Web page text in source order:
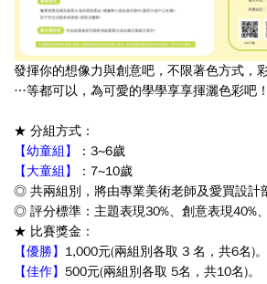
發揮你的想像力與創意吧，不限著色方式，
…等都可以，為可愛的學學享享揮灑色彩吧！
★ 分組方式：
【幼童組】
：3~6歲
【大童組】
：7~10歲
◎ 共兩組別，將由專業美術老師及愛買設計
◎ 評分標準：主題表現30%、創意表現40%
★ 比賽獎金：
【優勝】 1,000元(兩組別各取 3 名，共6名)。
【佳作】 500元(兩組別各取 5名，共10名)。